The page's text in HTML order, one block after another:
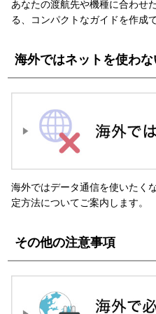
あなたの渡航先や機種に合わせ
る、コンパクトなガイドを作成
海外ではネットを使わな
海外ではデータ通信を使いたく
定方法についてご案内します。
その他の注意事項